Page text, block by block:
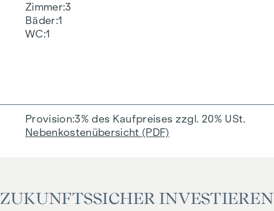
Zimmer 3
Bäder 1
WC 1
Provision 3% des Kaufpreises zzgl. 20% USt.
Nebenkostenübersicht (PDF)
ZUKUNFTSSICHER INVESTIEREN